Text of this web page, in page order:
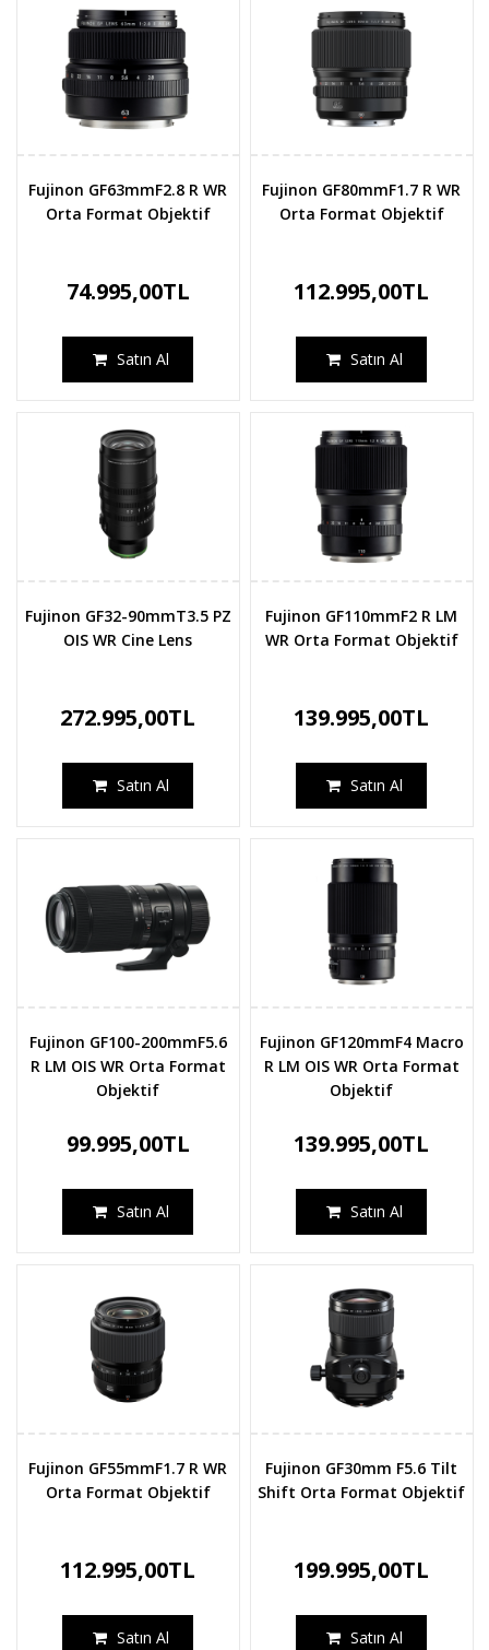
Fujinon GF63mmF2.8 R WR
Orta Format Objektif
74.995,00TL
Satın Al
Fujinon GF80mmF1.7 R WR
Orta Format Objektif
112.995,00TL
Satın Al
Fujinon GF32-90mmT3.5 PZ
OIS WR Cine Lens
272.995,00TL
Satın Al
Fujinon GF110mmF2 R LM
WR Orta Format Objektif
139.995,00TL
Satın Al
Fujinon GF100-200mmF5.6
R LM OIS WR Orta Format
Objektif
99.995,00TL
Satın Al
Fujinon GF120mmF4 Macro
R LM OIS WR Orta Format
Objektif
139.995,00TL
Satın Al
Fujinon GF55mmF1.7 R WR
Orta Format Objektif
112.995,00TL
Satın Al
Fujinon GF30mm F5.6 Tilt
Shift Orta Format Objektif
199.995,00TL
Satın Al